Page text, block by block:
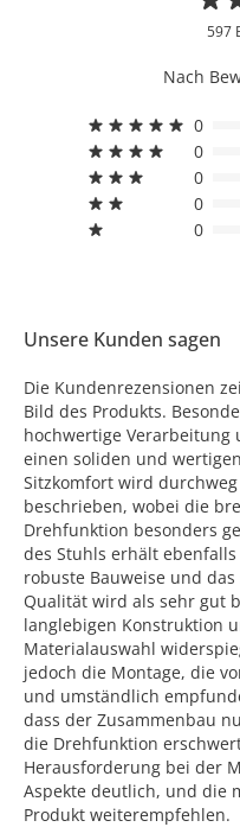
597
Nach
0
0
0
0
0
Unsere Kunden sagen
Die Kundenrezensionen
Bild des Produkts.
hochwertige Verarbeitung
einen soliden und
Sitzkomfort wird
beschrieben, wobei die
Drehfunktion besonders
des Stuhls erhält
robuste Bauweise und
Qualität wird als sehr gut
langlebigen Konstruktion
Materialauswahl
jedoch die Montage, die
und umständlich
dass der Zusammenbau
die Drehfunktion
Herausforderung bei der
Aspekte deutlich, und die
Produkt weiterempfehlen.